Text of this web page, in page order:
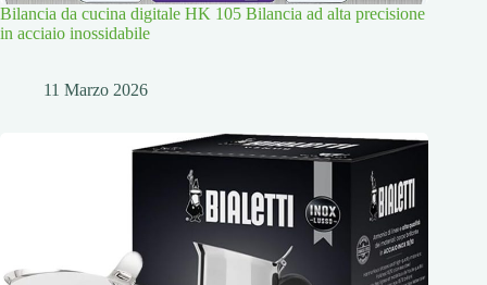
Bilancia da cucina digitale HK 105 Bilancia ad alta precisione
in acciaio inossidabile
11 Marzo 2026